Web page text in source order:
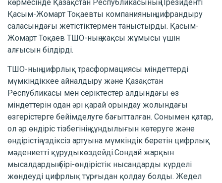
көрмесінде Қазақстан Республикасының Президенті
Қасым-Жомарт Тоқаевты компанияның цифрандыру
саласындағы жетістіктермен таныстырды. Қасым-
Жомарт Тоқаев ТШО-ның жақсы жұмысы үшін
алғысын білдірді.
ТШО-ның цифрлық трасформациясы міндеттерді
мүмкіндіккее айналдыру және Қазақстан
Республикасы мен серіктестер алдындағы өз
міндеттерін одан әрі қарай орындау жолындағы
өзгерістерге бейімделуге бағытталған. Сонымен қатар,
ол әр өндіріс тізбегінің құндылығын көтеруге және
өндірістің үздіксіз артуына мүмкіндік беретін цифрлық
мәдениетті құрудыкөздейді.Сондай жарқын
мысалдардың бірі-өндірістік нысандарды күрделі
жөндеуді цифрлық тұрғыдан қолдау болды. Жедел